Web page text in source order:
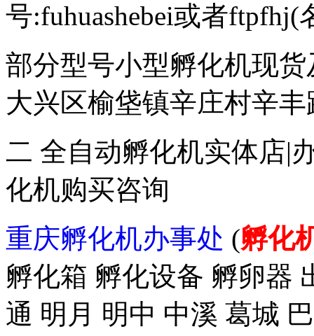
号:fuhuashebei或者
部分型号小型孵化机现
大兴区榆垡镇辛庄村辛丰
二 全自动孵化机实体店|
化机购买咨询
重庆孵化机办事处 (孵化
孵化箱 孵化设备 孵卵器
通 明月 明中 中溪 葛城